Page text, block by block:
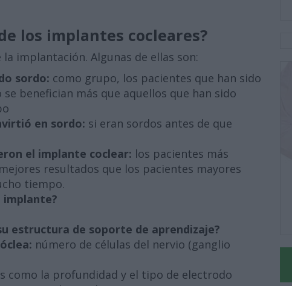
los implantes cocleares?
implantación. Algunas de ellas son:
sordo: como grupo, los pacientes que han sido
benefician más que aquellos que han sido
en sordo: si eran sordos antes de que
el implante coclear: los pacientes más
resultados que los pacientes mayores
tiempo.
estructura de soporte de aprendizaje?
número de células del nervio (ganglio
como la profundidad y el tipo de electrodo